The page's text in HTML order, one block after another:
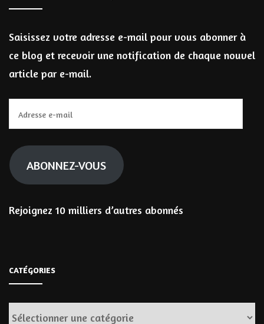
Saisissez votre adresse e-mail pour vous abonner à
ce blog et recevoir une notification de chaque nouvel
article par e-mail.
e-
mail
ABONNEZ-VOUS
Rejoignez 10 milliers d’autres abonnés
CATÉGORIES
Catégories